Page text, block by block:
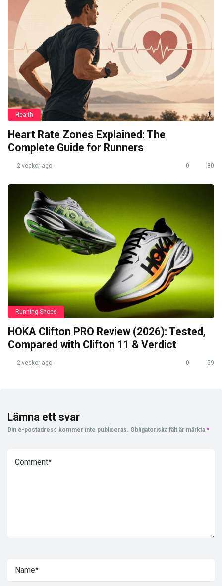
Health
Heart Rate Zones Explained: The
Complete Guide for Runners
2 veckor ago 0 80
Running Shoes
HOKA Clifton PRO Review (2026): Tested,
Compared with Clifton 11 & Verdict
2 veckor ago 0 59
Lämna ett svar
Din e-postadress kommer inte publiceras. Obligatoriska fält är märkta *